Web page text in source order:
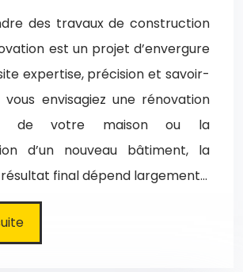
des travaux de construction
est un projet d’envergure
expertise, précision et savoir-
vous envisagiez une rénovation
de votre maison ou la
d’un nouveau bâtiment, la
final dépend largement…